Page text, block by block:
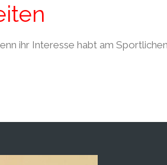
ihr Interesse habt am